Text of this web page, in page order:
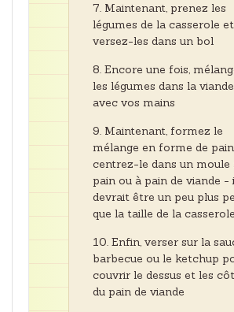
Maintenant, prenez les
légumes de la casserole et
versez-les dans un bol
Encore une fois,
les légumes dans la viande
avec vos mains
Maintenant, formez le
mélange en forme de
centrez-le dans un moule
pain ou à pain de viande -
devrait être un peu plus
que la taille de la casserole
Enfin, verser sur la
barbecue ou le ketchup
couvrir le dessus et les
du pain de viande